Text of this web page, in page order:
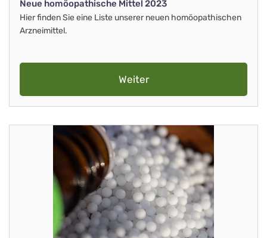
Neue homöopathische Mittel 2023
Hier finden Sie eine Liste unserer neuen homöopathischen
Arzneimittel.
Weiter